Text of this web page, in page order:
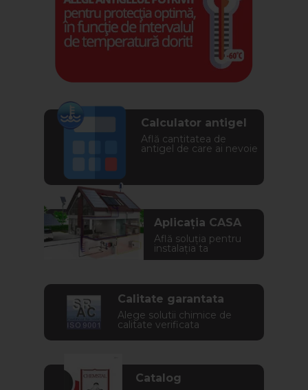
Calculator antigel
Află cantitatea de
antigel de care ai nevoie
Aplicația CASA
Află soluția pentru
instalația ta
Calitate garantata
Alege solutii chimice de
calitate verificata
Catalog